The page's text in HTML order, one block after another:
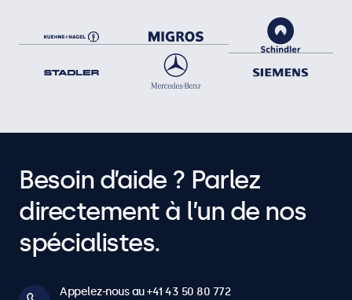
Besoin d’aide ? Parlez
directement à l’un de nos
spécialistes.
Appelez-nous au +41 43 50 80 772